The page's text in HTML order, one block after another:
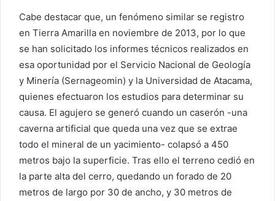
Cabe destacar que, un fenómeno similar se registro
en Tierra Amarilla en noviembre de 2013, por lo que
se han solicitado los informes técnicos realizados en
esa oportunidad por el Servicio Nacional de Geología
y Minería (Sernageomin) y la Universidad de Atacama,
quienes efectuaron los estudios para determinar su
causa. El agujero se generó cuando un caserón -una
caverna artificial que queda una vez que se extrae
todo el mineral de un yacimiento- colapsó a 450
metros bajo la superficie. Tras ello el terreno cedió en
la parte alta del cerro, quedando un forado de 20
metros de largo por 30 de ancho, y 30 metros de